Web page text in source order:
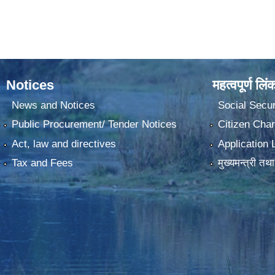
Notices
News and Notices
Public Procurement/ Tender Notices
Act, law and directives
Tax and Fees
महत्वपूर्ण
Social
Citizen
Application
मुख्यमन्त्री तथा